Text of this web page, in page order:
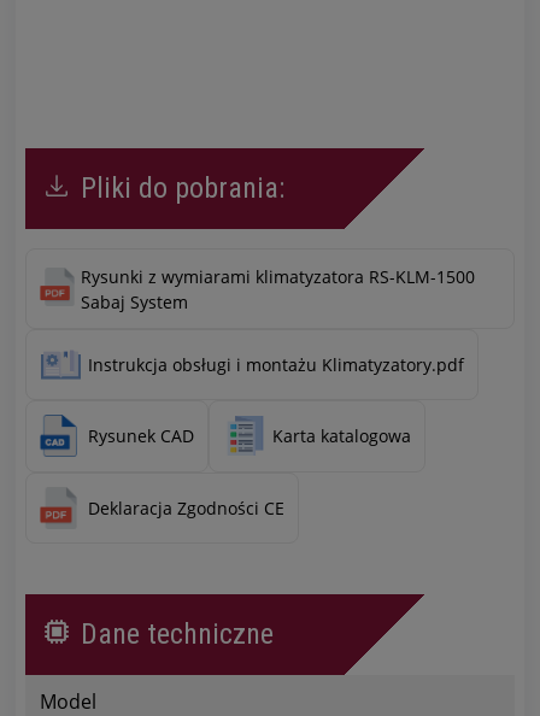
Pliki do pobrania:
Rysunki z wymiarami klimatyzatora RS-KLM-1500
Sabaj System
Instrukcja obsługi i montażu Klimatyzatory.pdf
Rysunek CAD Karta katalogowa
Deklaracja Zgodności CE
Dane techniczne
Model